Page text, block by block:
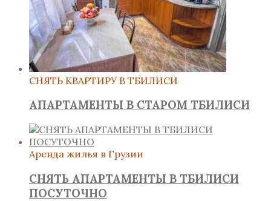
СНЯТЬ КВАРТИРУ В ТБИЛИСИ
АПАРТАМЕНТЫ В СТАРОМ ТБИЛИСИ
Аренда жилья в Грузии
СНЯТЬ АПАРТАМЕНТЫ В ТБИЛИСИ
ПОСУТОЧНО